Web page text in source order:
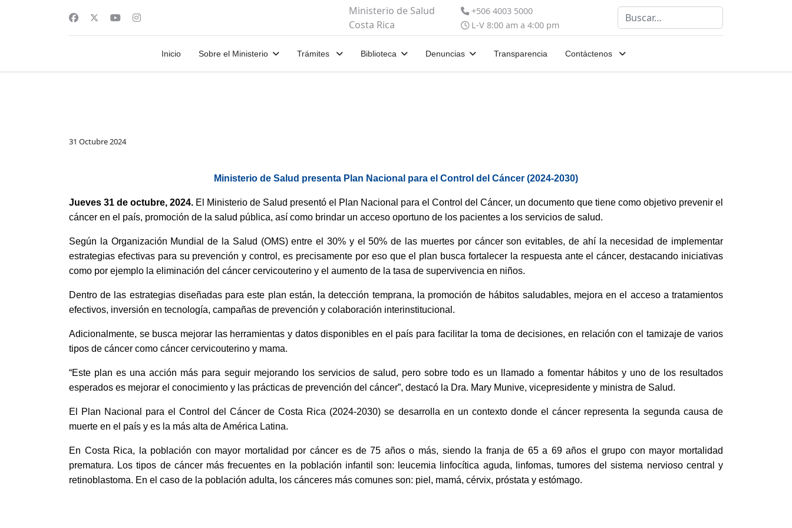
Ministerio de Salud
Costa Rica
+506 4003 5000
L-V 8:00 am a 4:00 pm
Buscar
Inicio Sobre el Ministerio Trámites Biblioteca Denuncias Transparencia Contáctenos
31 Octubre 2024
Ministerio de Salud presenta Plan Nacional para el Control del Cáncer (2024-2030)
Jueves 31 de octubre, 2024. El Ministerio de Salud presentó el Plan Nacional para el Control del Cáncer, un documento que tiene como objetivo prevenir el
cáncer en el país, promoción de la salud pública, así como brindar un acceso oportuno de los pacientes a los servicios de salud.
Según la Organización Mundial de la Salud (OMS) entre el 30% y el 50% de las muertes por cáncer son evitables, de ahí la necesidad de implementar
estrategias efectivas para su prevención y control, es precisamente por eso que el plan busca fortalecer la respuesta ante el cáncer, destacando iniciativas
como por ejemplo la eliminación del cáncer cervicouterino y el aumento de la tasa de supervivencia en niños.
Dentro de las estrategias diseñadas para este plan están, la detección temprana, la promoción de hábitos saludables, mejora en el acceso a tratamientos
efectivos, inversión en tecnología, campañas de prevención y colaboración interinstitucional.
Adicionalmente, se busca mejorar las herramientas y datos disponibles en el país para facilitar la toma de decisiones, en relación con el tamizaje de varios
tipos de cáncer como cáncer cervicouterino y mama.
“Este plan es una acción más para seguir mejorando los servicios de salud, pero sobre todo es un llamado a fomentar hábitos y uno de los resultados
esperados es mejorar el conocimiento y las prácticas de prevención del cáncer”, destacó la Dra. Mary Munive, vicepresidente y ministra de Salud.
El Plan Nacional para el Control del Cáncer de Costa Rica (2024-2030) se desarrolla en un contexto donde el cáncer representa la segunda causa de
muerte en el país y es la más alta de América Latina.
En Costa Rica, la población con mayor mortalidad por cáncer es de 75 años o más, siendo la franja de 65 a 69 años el grupo con mayor mortalidad
prematura. Los tipos de cáncer más frecuentes en la población infantil son: leucemia linfocítica aguda, linfomas, tumores del sistema nervioso central y
retinoblastoma. En el caso de la población adulta, los cánceres más comunes son: piel, mamá, cérvix, próstata y estómago.